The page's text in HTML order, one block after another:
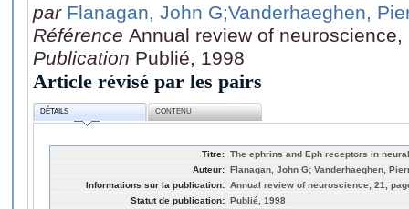
par Flanagan, John G;Vanderhaeghen,
Référence Annual review of
Publication Publié, 1998
Article révisé par les pairs
DÉTAILS CONTENU
Titre: The ephrins and Eph receptors in
Auteur: Flanagan, John G; Vanderhaeghen,
Informations sur la publication: Annual review of neuroscience, 21,
Statut de publication: Publié, 1998